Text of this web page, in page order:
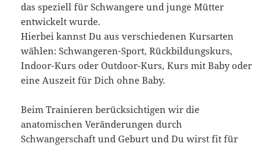
das speziell für Schwangere und junge Mütter
entwickelt wurde.
Hierbei kannst Du aus verschiedenen Kursarten
wählen: Schwangeren-Sport, Rückbildungskurs,
Indoor-Kurs oder Outdoor-Kurs, Kurs mit Baby oder
eine Auszeit für Dich ohne Baby.
Beim Trainieren berücksichtigen wir die
anatomischen Veränderungen durch
Schwangerschaft und Geburt und Du wirst fit für